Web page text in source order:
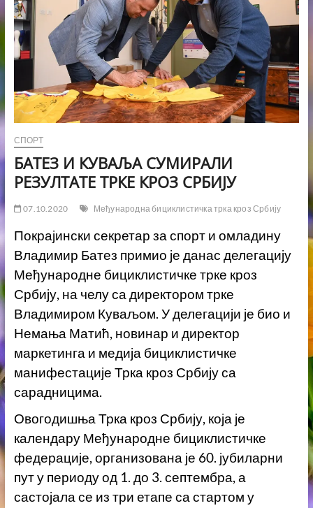
СПОРТ
БАТЕЗ И КУВАЉА СУМИРАЛИ
РЕЗУЛТАТЕ ТРКЕ КРОЗ СРБИЈУ
07.10.2020 Међународна бициклистичка трка кроз Србију
Покрајински секретар за спорт и омладину
Владимир Батез примио је данас делегацију
Међународне бициклистичке трке кроз
Србију, на челу са директором трке
Владимиром Куваљoм. У делегацији је био и
Немања Матић, новинар и директор
маркетинга и медија бициклистичке
манифестације Трка кроз Србију са
сарадницима.
Овогодишња Трка кроз Србију, која је
календару Међународне бициклистичке
федерације, организована је 60. јубиларни
пут у периоду од 1. до 3. септембра, а
састојала се из три етапе са стартом у